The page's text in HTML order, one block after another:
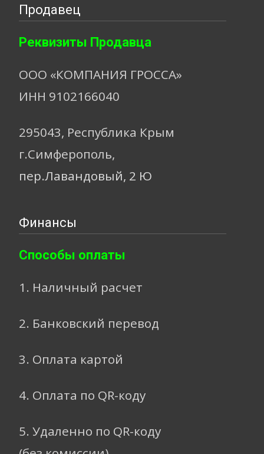
Продавец
Реквизиты Продавца
ООО «КОМПАНИЯ ГРОССА»
ИНН 9102166040
295043, Республика Крым
г.Симферополь,
пер.Лавандовый, 2 Ю
Финансы
Способы оплаты
1. Наличный расчет
2. Банковский перевод
3. Оплата картой
4. Оплата по QR-коду
5. Удаленно по QR-коду